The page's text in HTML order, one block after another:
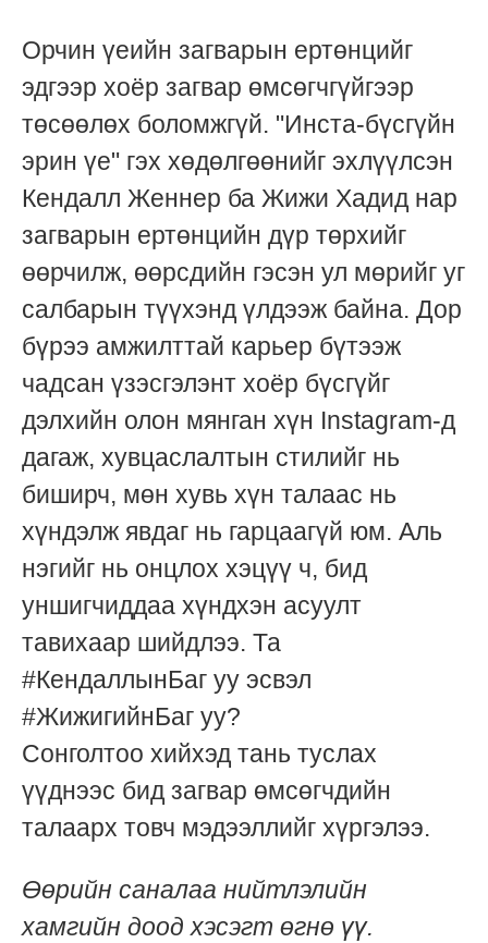
Орчин үеийн загварын ертөнцийг
эдгээр хоёр загвар өмсөгчгүйгээр
төсөөлөх боломжгүй. "Инста-бүсгүйн
эрин үе" гэх хөдөлгөөнийг эхлүүлсэн
Кендалл Женнер ба Жижи Хадид нар
загварын ертөнцийн дүр төрхийг
өөрчилж, өөрсдийн гэсэн ул мөрийг уг
салбарын түүхэнд үлдээж байна. Дор
бүрээ амжилттай карьер бүтээж
чадсан үзэсгэлэнт хоёр бүсгүйг
дэлхийн олон мянган хүн Instagram-д
дагаж, хувцаслалтын стилийг нь
биширч, мөн хувь хүн талаас нь
хүндэлж явдаг нь гарцаагүй юм. Аль
нэгийг нь онцлох хэцүү ч, бид
уншигчиддаа хүндхэн асуулт
тавихаар шийдлээ. Та
#КендаллынБаг уу эсвэл
#ЖижигийнБаг уу?
Сонголтоо хийхэд тань туслах
үүднээс бид загвар өмсөгчдийн
талаарх товч мэдээллийг хүргэлээ.
Өөрийн саналаа нийтлэлийн
хамгийн доод хэсэгт өгнө үү.